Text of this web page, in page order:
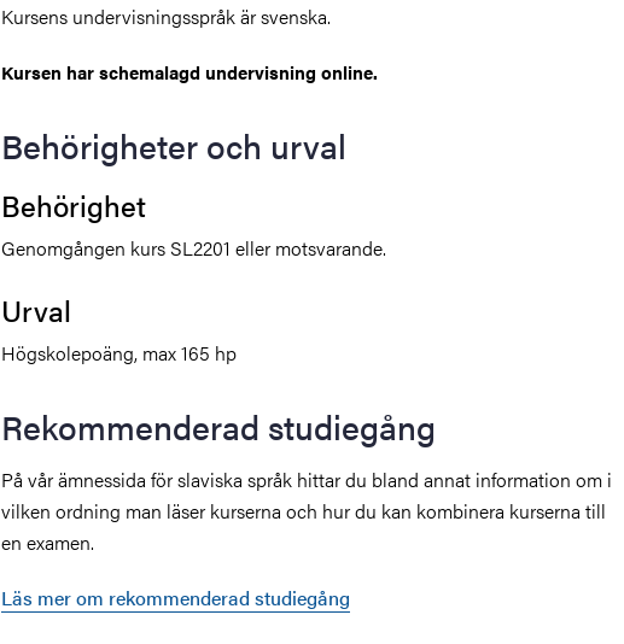
Kursens undervisningsspråk är svenska.
Kursen har schemalagd undervisning online.
Behörigheter och urval
Behörighet
Genomgången kurs SL2201 eller motsvarande.
Urval
Högskolepoäng, max 165 hp
Rekommenderad studiegång
På vår ämnessida för slaviska språk hittar du bland annat information om i
vilken ordning man läser kurserna och hur du kan kombinera kurserna till
en examen.
Läs mer om rekommenderad studiegång